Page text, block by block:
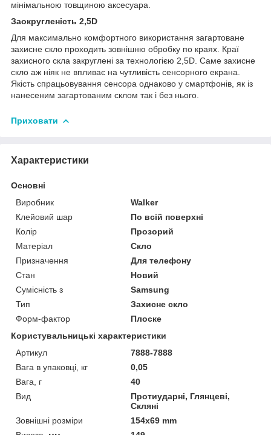
мінімальною товщиною аксесуара.
Заокругленість 2,5D
Для максимально комфортного використання загартоване
захисне скло проходить зовнішню обробку по краях. Краї
захисного скла закруглені за технологією 2,5D. Саме захисне
скло аж ніяк не впливає на чутливість сенсорного екрана.
Якість спрацьовування сенсора однаково у смартфонів, як із
нанесеним загартованим склом так і без нього.
Приховати
Характеристики
Основні
Виробник
Walker
Клейовий шар
По всій поверхні
Колір
Прозорий
Матеріал
Скло
Призначення
Для телефону
Стан
Новий
Сумісність з
Samsung
Тип
Захисне скло
Форм-фактор
Плоске
Користувальницькі характеристики
Артикул
7888-7888
Вага в упаковці, кг
0,05
Вага, г
40
Вид
Протиударні, Глянцеві,
Скляні
Зовнішні розміри
154x69 mm